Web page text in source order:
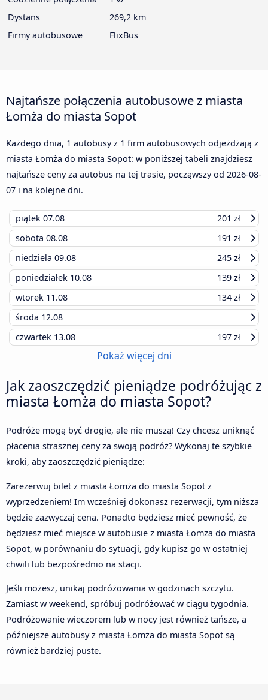
Dystans
269,2 km
Firmy autobusowe
FlixBus
Najtańsze połączenia autobusowe z miasta
Łomża do miasta Sopot
Każdego dnia, 1 autobusy z 1 firm autobusowych odjeżdżają z
miasta Łomża do miasta Sopot: w poniższej tabeli znajdziesz
najtańsze ceny za autobus na tej trasie, począwszy od 2026-08-
07 i na kolejne dni.
piątek 07.08
201 zł
sobota 08.08
191 zł
niedziela 09.08
245 zł
poniedziałek 10.08
139 zł
wtorek 11.08
134 zł
środa 12.08
czwartek 13.08 197 zł
Pokaż więcej dni
Jak zaoszczędzić pieniądze podróżując z
miasta Łomża do miasta Sopot?
Podróże mogą być drogie, ale nie muszą! Czy chcesz uniknąć
płacenia strasznej ceny za swoją podróż? Wykonaj te szybkie
kroki, aby zaoszczędzić pieniądze:
Zarezerwuj bilet z miasta Łomża do miasta Sopot z
wyprzedzeniem! Im wcześniej dokonasz rezerwacji, tym niższa
będzie zazwyczaj cena. Ponadto będziesz mieć pewność, że
będziesz mieć miejsce w autobusie z miasta Łomża do miasta
Sopot, w porównaniu do sytuacji, gdy kupisz go w ostatniej
chwili lub bezpośrednio na stacji.
Jeśli możesz, unikaj podróżowania w godzinach szczytu.
Zamiast w weekend, spróbuj podróżować w ciągu tygodnia.
Podróżowanie wieczorem lub w nocy jest również tańsze, a
późniejsze autobusy z miasta Łomża do miasta Sopot są
również bardziej puste.